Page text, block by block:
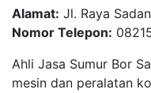
Alamat: Jl. Raya
Nomor Telepon:
Ahli Jasa Sumur Bor
mesin dan peralatan